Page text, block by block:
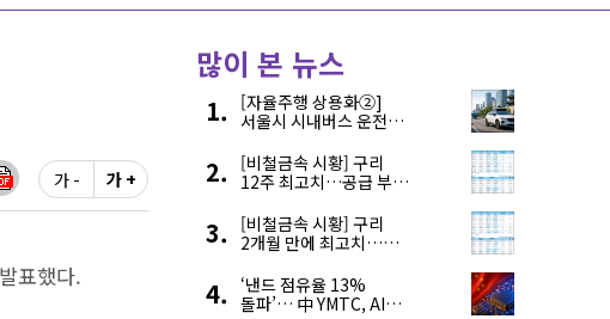
가 - 가 +
표했다.
많이 본 뉴스
[자율주행 상용화②]
서울시 시내버스 운전자
해결한다
[비철금속 시황] 구리
12주 최고치…공급 부족
[비철금속 시황] 구리
2개월 만에 최고치…
우려 확대
‘낸드 점유율 13%
돌파’… 中 YMTC, AI